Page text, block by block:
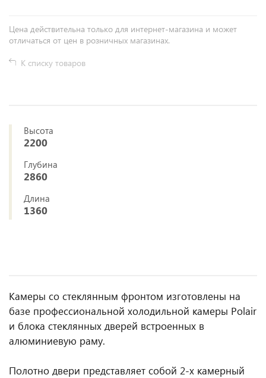
Цена действительна только для интернет-магазина и может
отличаться от цен в розничных магазинах.
К списку товаров
Высота
2200
Глубина
2860
Длина
1360
Камеры со стеклянным фронтом изготовлены на
базе профессиональной холодильной камеры Polair
и блока стеклянных дверей встроенных в
алюминиевую раму.
Полотно двери представляет собой 2-х камерный